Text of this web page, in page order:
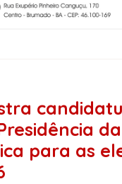
da
para as